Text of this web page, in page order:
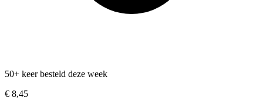
50+ keer besteld deze week
€ 8,45